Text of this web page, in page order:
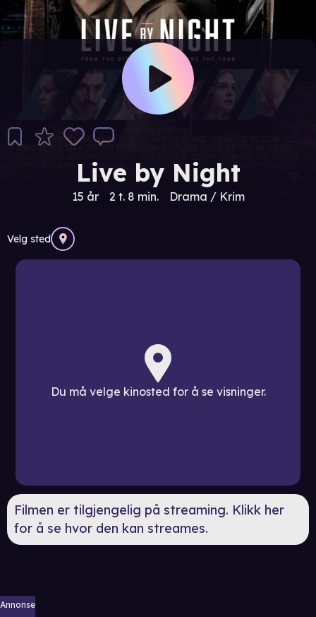
Live by Night
15 år 2 t. 8 min. Drama / Krim
Velg sted
Du må velge kinosted for å se visninger.
Filmen er tilgjengelig på streaming. Klikk her
for å se hvor den kan streames.
Annonse